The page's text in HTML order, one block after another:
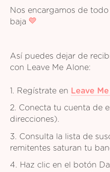
Nos encargamos de
baja
Así puedes dejar de
con Leave Me Alone:
1. Regístrate en Leave
2. Conecta tu cuenta de
direcciones).
3. Consulta la lista de
remitentes saturan tu
4. Haz clic en el botón